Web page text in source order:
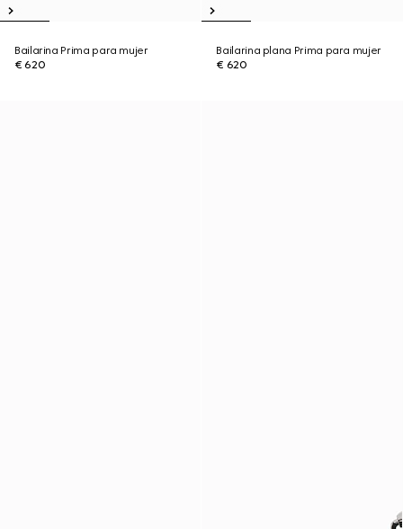
Bailarina Prima para mujer
€ 620
Bailarina plana Prima para mujer
€ 620